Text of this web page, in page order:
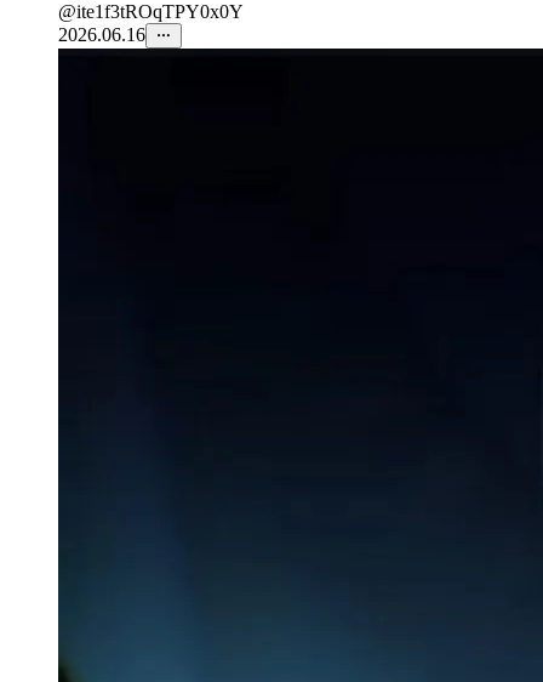
@ite1f3tROqTPY0x0Y
2026.06.16